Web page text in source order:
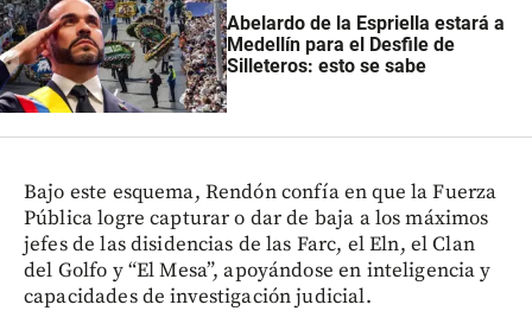
Abelardo de la Espriella estará a
Medellín para el Desfile de
Silleteros: esto se sabe
Bajo este esquema, Rendón confía en que la Fuerza
Pública logre capturar o dar de baja a los máximos
jefes de las disidencias de las Farc, el Eln, el Clan
del Golfo y “El Mesa”, apoyándose en inteligencia y
capacidades de investigación judicial.